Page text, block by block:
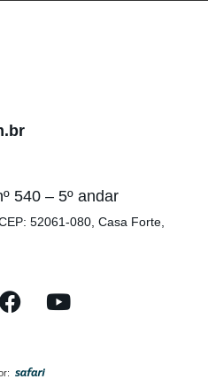
540 – 5º andar
52061-080, Casa Forte,